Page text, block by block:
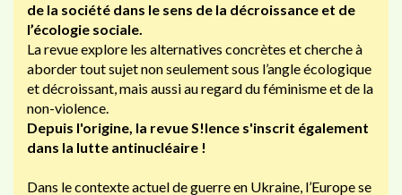
de la société dans le sens de la décroissance et de
l’écologie sociale.
La revue explore les alternatives concrètes et cherche à
aborder tout sujet non seulement sous l’angle écologique
et décroissant, mais aussi au regard du féminisme et de la
non-violence.
Depuis l'origine, la revue S!lence s'inscrit également
dans la lutte antinucléaire !
Dans le contexte actuel de guerre en Ukraine, l’Europe se